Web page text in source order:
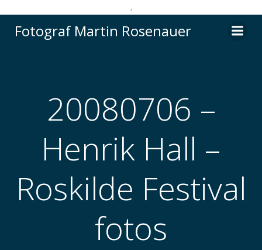
.
til
Fotograf Martin Rosenauer
20080706 –
Henrik Hall –
Roskilde Festival
fotos